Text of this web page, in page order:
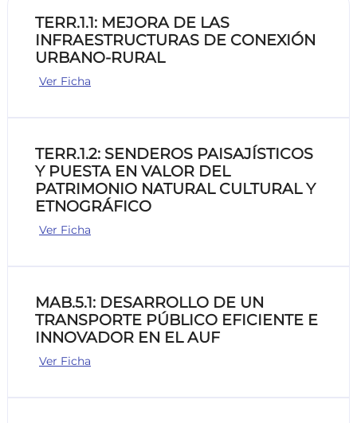
TERR.1.1: MEJORA DE LAS
INFRAESTRUCTURAS DE CONEXIÓN
URBANO-RURAL
Ver Ficha
TERR.1.2: SENDEROS PAISAJÍSTICOS
Y PUESTA EN VALOR DEL
PATRIMONIO NATURAL CULTURAL Y
ETNOGRÁFICO
Ver Ficha
MAB.5.1: DESARROLLO DE UN
TRANSPORTE PÚBLICO EFICIENTE E
INNOVADOR EN EL AUF
Ver Ficha